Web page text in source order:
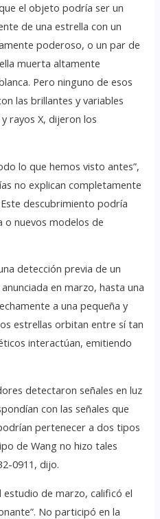
el objeto podría ser un
de una estrella con un
poderoso, o un par de
muerta altamente
Pero ninguno de esos
las brillantes y variables
rayos X, dijeron los
lo que hemos visto antes”,
no explican completamente
descubrimiento podría
o nuevos modelos de
detección previa de un
en marzo, hasta una
a una pequeña y
estrellas orbitan entre sí tan
interactúan, emitiendo
detectaron señales en luz
con las señales que
pertenecer a dos tipos
de Wang no hizo tales
0911, dijo.
de marzo, calificó el
No participó en la